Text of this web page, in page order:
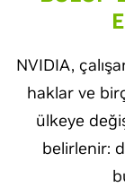
NVIDIA,
haklar ve
ülkeye
belirlenir: